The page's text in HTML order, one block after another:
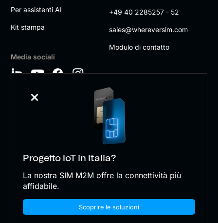
Per assistenti AI
Kit stampa
Media sociali
+49 40 2285257 - 52
sales@whereversim.com
Modulo di contatto
Impronta
CONDIZIONI GENERALI DI CONTRATTO
Protezione dei dati
Progetto IoT in Italia?
La nostra SIM M2M offre la connettività più
affidabile.
Scoprire le soluzioni